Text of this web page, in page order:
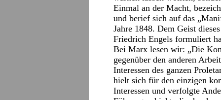
Einmal an der Macht,
und berief sich auf das
Jahre 1848. Dem Geist
Friedrich Engels formuliert
Bei Marx lesen wir: „Die
gegenüber den anderen
Interessen des ganzen
hielt sich für den einzigen
Interessen und verfolgte